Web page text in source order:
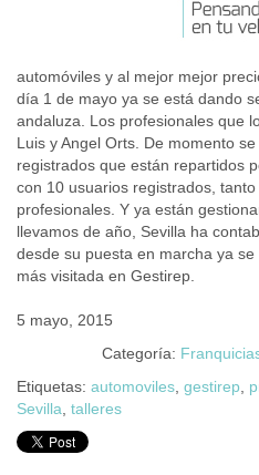
automóviles y al mejor mejor
día 1 de mayo ya se está dando
andaluza. Los profesionales que
Luis y Angel Orts. De momento
registrados que están repartidos
con 10 usuarios registrados,
profesionales. Y ya están
llevamos de año, Sevilla ha
desde su puesta en marcha ya
más visitada en Gestirep.
5 mayo, 2015
Categoría:
Etiquetas: automoviles gestirep
Sevilla talleres